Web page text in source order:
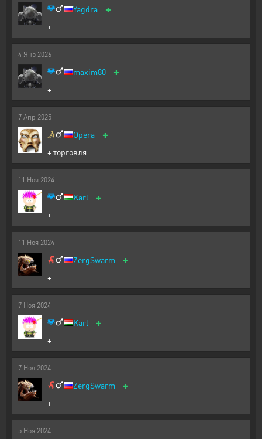
Yagdra +
+
4 Янв 2026
maxim80 +
+
7 Апр 2025
Opera +
+ торговля
11 Ноя 2024
Karl +
+
11 Ноя 2024
ZergSwarm +
+
7 Ноя 2024
Karl +
+
7 Ноя 2024
ZergSwarm +
+
5 Ноя 2024